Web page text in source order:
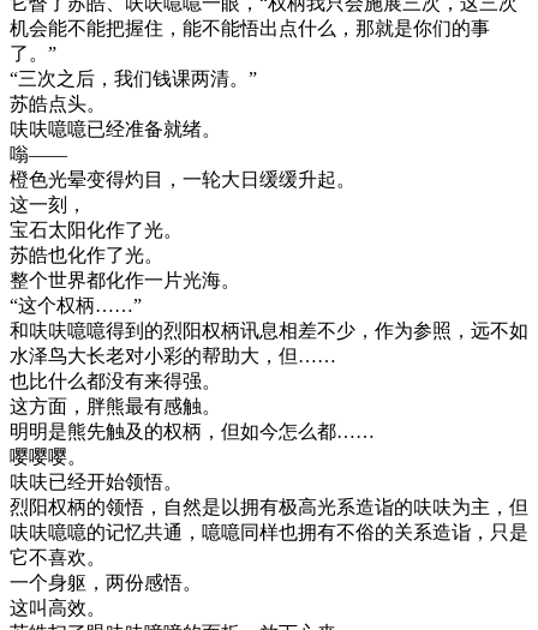
机会能不能把握住，能不能悟出点什么，那就是你们的事
了。”
“三次之后，我们钱课两清。”
苏皓点头。
呋呋噫噫已经准备就绪。
嗡——
橙色光晕变得灼目，一轮大日缓缓升起。
这一刻，
宝石太阳化作了光。
苏皓也化作了光。
整个世界都化作一片光海。
“这个权柄……”
和呋呋噫噫得到的烈阳权柄讯息相差不少，作为参照，远不如
水泽鸟大长老对小彩的帮助大，但……
也比什么都没有来得强。
这方面，胖熊最有感触。
明明是熊先触及的权柄，但如今怎么都……
嘤嘤嘤。
呋呋已经开始领悟。
烈阳权柄的领悟，自然是以拥有极高光系造诣的呋呋为主，但
呋呋噫噫的记忆共通，噫噫同样也拥有不俗的关系造诣，只是
它不喜欢。
一个身躯，两份感悟。
这叫高效。